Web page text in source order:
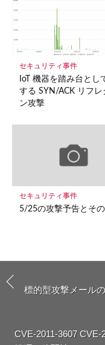
セキュリティ事件
IoT 機器を踏み台とし
する SYN/ACK リフレ
ン攻撃
セキュリティ事件
5/25の攻撃予告とそ
標的型攻撃メール
CVE-2011-3607 CVE-